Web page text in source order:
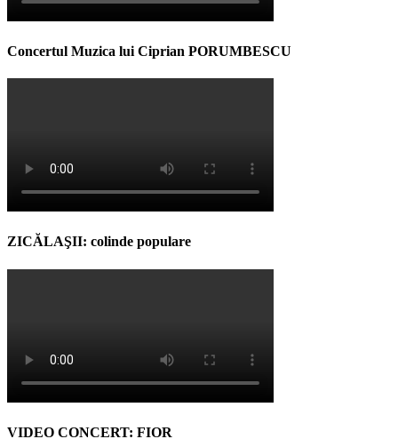
Concertul Muzica lui Ciprian PORUMBESCU
ZICĂLAŞII: colinde populare
VIDEO CONCERT: FIOR